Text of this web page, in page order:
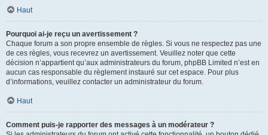
Haut
Pourquoi ai-je reçu un avertissement ?
Chaque forum a son propre ensemble de règles. Si vous ne respectez pas une
de ces règles, vous recevrez un avertissement. Veuillez noter que cette
décision n’appartient qu’aux administrateurs du forum, phpBB Limited n’est en
aucun cas responsable du règlement instauré sur cet espace. Pour plus
d’informations, veuillez contacter un administrateur du forum.
Haut
Comment puis-je rapporter des messages à un modérateur ?